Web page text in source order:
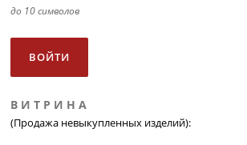
до 10 символов
В И Т Р И Н А
(Продажа невыкупленных изделий):